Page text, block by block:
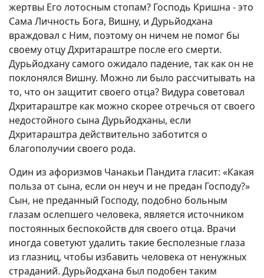
жертвы Его лотосным стопам? Господь Кришна - это
Сама Личность Бога, Вишну, и Дурьйодхана
враждовал с Ним, поэтому он ничем не помог бы
своему отцу Дхритараштре после его смерти.
Дурьйодхану самого ожидало падение, так как он не
поклонялся Вишну. Можно ли было рассчитывать на
то, что он защитит своего отца? Видура советовал
Дхритараштре как можно скорее отречься от своего
недостойного сына Дурьйодханы, если
Дхритараштра действительно заботится о
благополучии своего рода.
Один из афоризмов Чанакьи Пандита гласит: «Какая
польза от сына, если он неуч и не предан Господу?»
Сын, не преданный Господу, подобно больным
глазам ослепшего человека, является источником
постоянных беспокойств для своего отца. Врачи
иногда советуют удалить такие бесполезные глаза
из глазниц, чтобы избавить человека от ненужных
страданий. Дурьйодхана был подобен таким